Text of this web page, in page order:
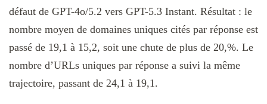
défaut de GPT-4o/5.2 vers GPT-5.3 Instant. Résultat : le
nombre moyen de domaines uniques cités par réponse est
passé de 19,1 à 15,2, soit une chute de plus de 20,%. Le
nombre d’URLs uniques par réponse a suivi la même
trajectoire, passant de 24,1 à 19,1.